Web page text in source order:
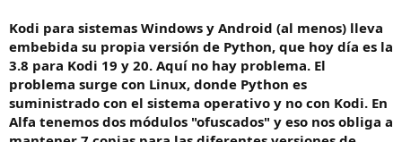
Kodi para sistemas Windows y Android (al menos) lleva
embebida su propia versión de Python, que hoy día es la
3.8 para Kodi 19 y 20. Aquí no hay problema. El
problema surge con Linux, donde Python es
suministrado con el sistema operativo y no con Kodi. En
Alfa tenemos dos módulos "ofuscados" y eso nos obliga a